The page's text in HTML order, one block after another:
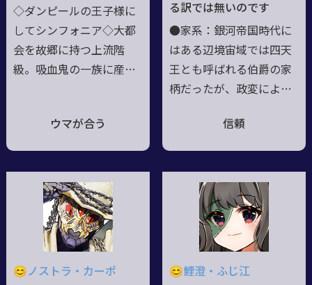
るが、目的は一貫してい
る。☆アドリブ連携大歓
迎！
◇ダンピールの王子様に
してシンフォニア◇大都
会を故郷に持つ上流階
級。吸血鬼の一族に産ま
様。美貌と歌声で魅了す
麗人◇女性には紳士的。
王子様の笑顔で、対応す
る。◇薔薇の文様が入っ
た鎧を着ている。◇恋愛
対象は異性。女性とはプ
ウマが合う
る訳では無いのです
●家系：銀河帝国時代に
はある辺境宙域では四天
王とも呼ばれる伯爵の家
柄だったが、政変により
族の末裔。 ●戦力：個
発揮するタイプ。 ●気
質：普段は物腰柔らか、
むしろぐうたらのサボり
魔だが、それなりに真面
目。明るい老後生活の為
信頼
😊ノストラ・カーポ
😊鯉澄・ふじ江